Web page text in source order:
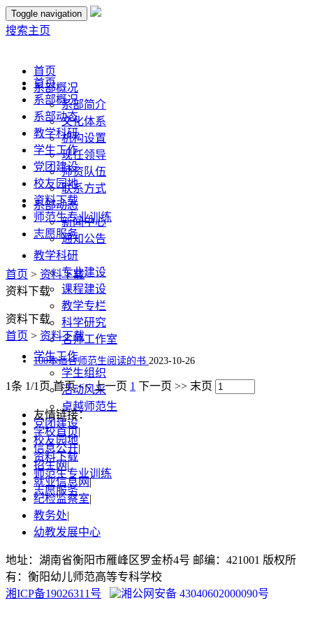
Toggle navigation
搜索主页
首页
系部概况
系部简介
文化体系
机构设置
现任领导
师资队伍
联系方式
系部动态
新闻中心
通知公告
教学科研
专业建设
课程建设
教学专栏
科学研究
名师工作室
学生工作
学生组织
活动风采
卓越师范生
党团建设
校友园地
资料下载
师范生专业训练
志愿服务
首页
系部概况
系部动态
教学科研
学生工作
党团建设
校友园地
资料下载
师范生专业训练
志愿服务
首页 > 资料下载
资料下载
资料下载
首页 > 资料下载
100本适合师范生阅读的书 2023-10-26
1条 1/1页首页 << 上一页 1 下一页 >> 末页
友情链接：
学校首页|
信息公开|
招生网|
就业信息网|
纪检监察室|
教务处|
幼教发展中心
地址：湖南省衡阳市雁峰区罗金桥4号 邮编：421001 版权所
有：衡阳幼儿师范高等专科学校
湘ICP备19026311号
湘公网安备 43040602000090号